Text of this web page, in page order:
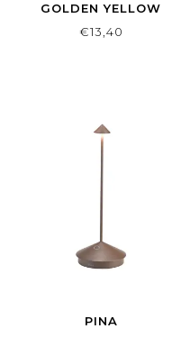
GOLDEN YELLOW
€13,40
PINA